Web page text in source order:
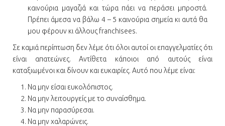
καινούρια μαγαζιά και τώρα πάει να περάσει μπροστά.
Πρέπει άμεσα να βάλω 4 – 5 καινούρια σημεία κι αυτά θα
μου φέρουν κι άλλους franchisees.
Σε καμιά περίπτωση δεν λέμε ότι όλοι αυτοί οι επαγγελματίες ότι
είναι απατεώνες. Αντίθετα κάποιοι από αυτούς είναι
καταξιωμένοι και δίνουν και ευκαιρίες. Αυτό που λέμε είναι:
Να μην είσαι ευκολόπιστος.
Να μην λειτουργείς με το συναίσθημα.
Να μην παρασύρεσαι.
Να μην χαλαρώνεις.